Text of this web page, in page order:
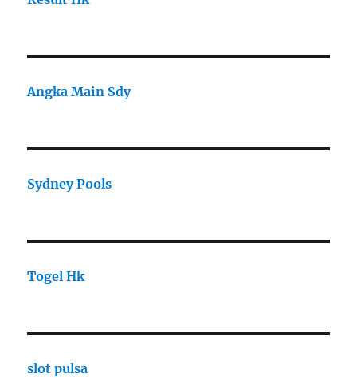
Angka Main Sdy
Sydney Pools
Togel Hk
slot pulsa